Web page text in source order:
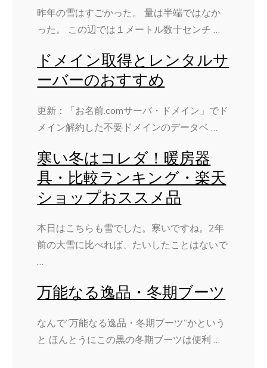
昨年の雪はすごかった。 量は半端ではなか
った。 この辺では１メートル数十センチ …
ドメイン取得とレンタルサ
ーバーのおすすめ
更新：「お名前.comサーバ・ドメイン」でド
メイン解約した不要ドメインのデータベ …
寒い冬はコレダ！暖房器
具・比較ランキング・楽天
ショップおススメ品
本日はこちらも雪でした。寒いですね。2年
前の大雪に比べれば、たいしたことはないで
…
万能なる逸品・冬期ブーツ
なんで”万能なる逸品・冬期ブーツ”かという
と ほんとうにこの黒の冬期ブーツは便利 …